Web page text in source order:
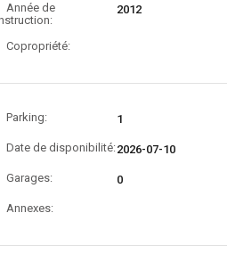
Année de
2012
Copropriété:
Parking: 1
Date de disponibilité:2026-07-10
Garages: 0
Annexes: